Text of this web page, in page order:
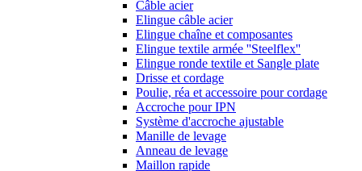
Câble acier
Elingue câble acier
Elingue chaîne et composantes
Elingue textile armée ''Steelflex''
Elingue ronde textile et Sangle plate
Drisse et cordage
Poulie, réa et accessoire pour cordage
Accroche pour IPN
Système d'accroche ajustable
Manille de levage
Anneau de levage
Maillon rapide